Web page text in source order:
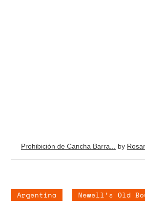
Prohibición de Cancha Barra... by
Argentina Newell’s Old